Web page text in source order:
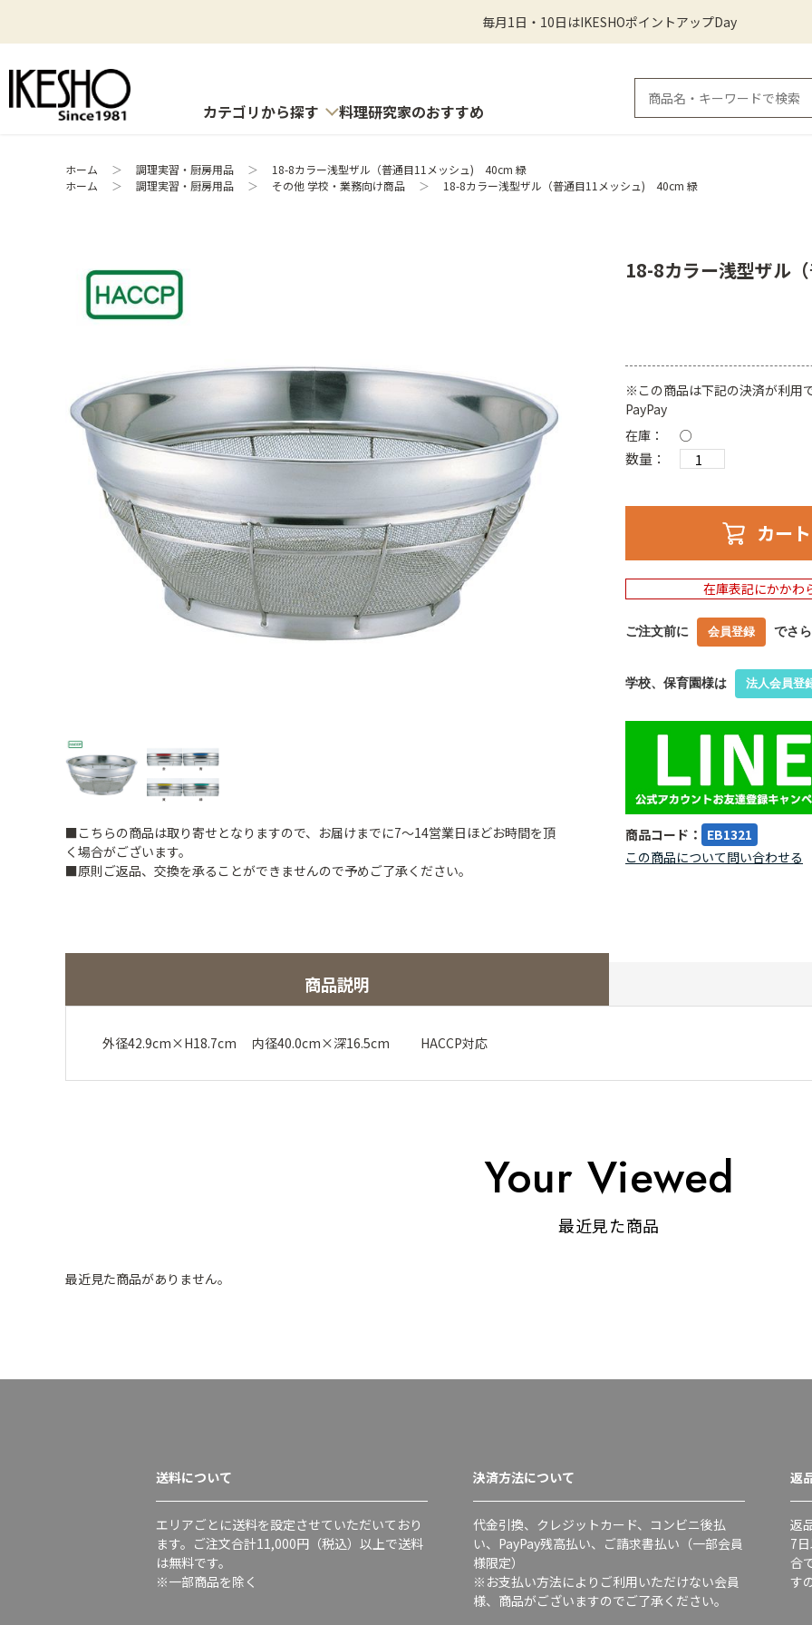
毎月1日・10日はIKESHOポイントアップDay
カテゴリから探す 料理研究家のおすすめ
ホーム ＞ 調理実習・厨房用品 ＞
18-8カラー浅型ザル（普通目11メッシュ) 40cm 緑
ホーム
＞ 調理実習・厨房用品 ＞ その他 学校・業務向け商品 ＞ 18-8カラー浅型ザル（普通目11メッシュ) 40cm 緑
■こちらの商品は取り寄せとなりますので、お届けまでに7～14営業日ほどお時間を頂
く場合がございます。
■原則ご返品、交換を承ることができませんので予めご了承ください。
18-8カラー浅型ザル
※この商品は下記の決済が利用
PayPay
在庫：
○
数量：
カー
在庫表記にかかわ
ご注文前に 会員登録 でさ
学校、保育園様は 法人会員登
商品コード： EB1321
この商品について問い合わせる
商品説明
外径42.9cm×H18.7cm 内径40.0cm×深16.5cm HACCP対応
Your Viewed
最近見た商品
最近見た商品がありません。
送料について
エリアごとに送料を設定させていただいており
ます。ご注文合計11,000円（税込）以上で送料
は無料です。
※一部商品を除く
決済方法について
代金引換、クレジットカード、コンビニ後払
い、PayPay残高払い、ご請求書払い（一部会員
様限定）
※お支払い方法によりご利用いただけない会員
様、商品がございますのでご了承ください。
返
返
7
合
す